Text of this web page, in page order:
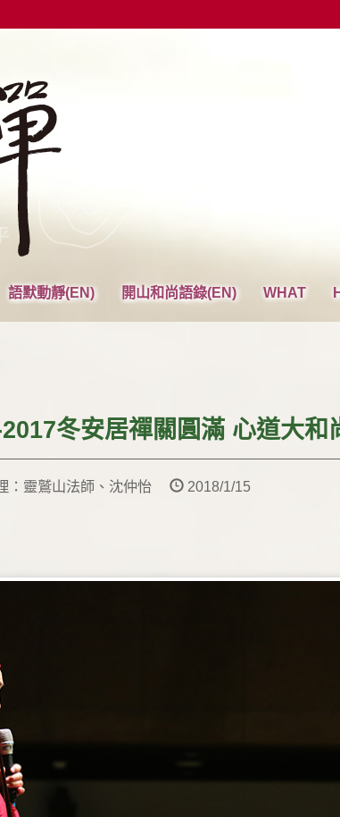
語默動靜(EN) 開山和尚語錄(EN) WHAT
冬安居禪關圓滿 心道大
：靈鷲山法師、沈仲怡 2018/1/15